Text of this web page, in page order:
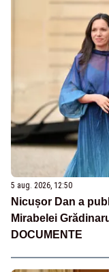
5 aug. 2026, 12:50
Nicușor Dan a
Mirabelei
DOCUMENTE